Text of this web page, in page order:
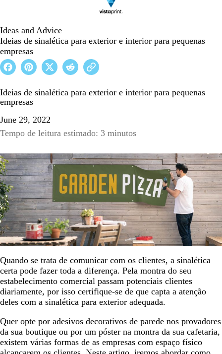
Ideas and Advice
Ideias de sinalética para exterior e interior para pequenas
empresas
Ideias de sinalética para exterior e interior para pequenas
empresas
June 29, 2022
Tempo de leitura estimado: 3 minutos
Quando se trata de comunicar com os clientes, a sinalética
certa pode fazer toda a diferença. Pela montra do seu
estabelecimento comercial passam potenciais clientes
diariamente, por isso certifique-se de que capta a atenção
deles com a sinalética para exterior adequada.
Quer opte por adesivos decorativos de parede nos provadores
da sua boutique ou por um póster na montra da sua cafetaria,
existem várias formas de as empresas com espaço físico